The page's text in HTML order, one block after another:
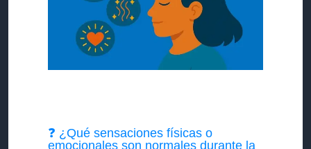
❓ ¿Qué sensaciones físicas o
emocionales son normales durante la